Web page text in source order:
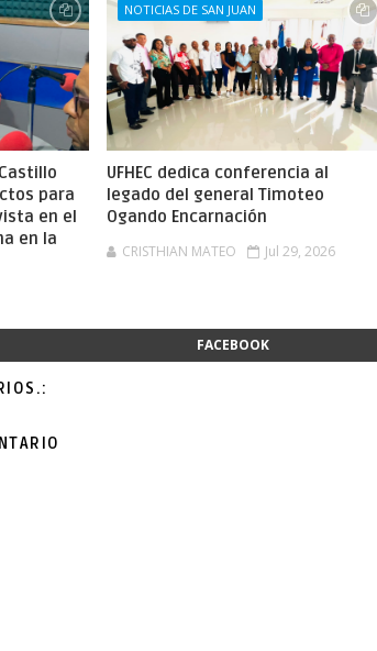
para
en el
en la
NOTICIAS DE SAN JUAN
UFHEC dedica conferencia al
legado del general Timoteo
Ogando Encarnación
CRISTHIAN MATEO Jul 29, 2026
FACEBOOK